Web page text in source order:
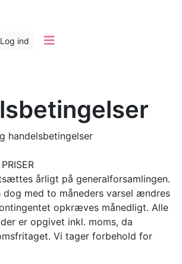
Log ind
handelsbetingelser
årligt på generalforsamlingen.
dog med to måneders varsel ændres
opkræves månedligt. Alle
er opgivet inkl. moms, da
Vi tager forbehold for